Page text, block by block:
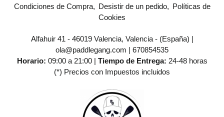
Condiciones de Compra
Desistir de un pedido
Políticas de
Cookies
Alfahuir 41 - 46019 Valencia, Valencia - (España) |
ola@paddlegang.com | 670854535
Horario: 09:00 a 21:00 | Tiempo de Entrega: 24-48 horas
(*) Precios con Impuestos incluidos